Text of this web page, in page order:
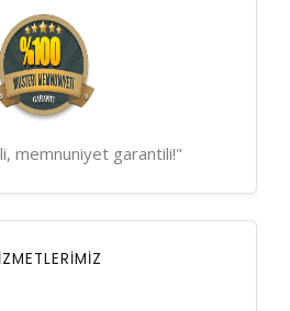
memnuniyet garantili!"